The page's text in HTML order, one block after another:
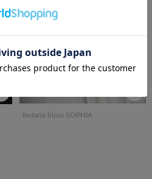
festaria bijou SOPHIA